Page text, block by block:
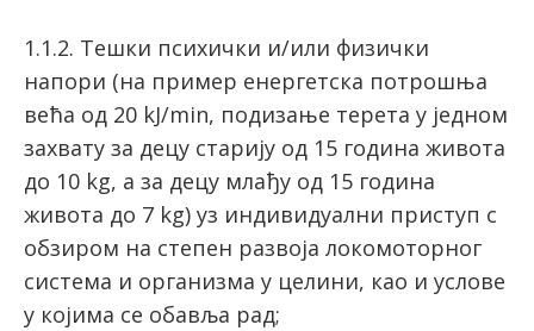
1.1.2. Тешки психички и/или физички
напори (на пример енергетска потрошња
већа од 20 kJ/min, подизање терета у једном
захвату за децу старију од 15 година живота
до 10 kg, а за децу млађу од 15 година
живота до 7 kg) уз индивидуални приступ с
обзиром на степен развоја локомоторног
система и организма у целини, као и услове
у којима се обавља рад;